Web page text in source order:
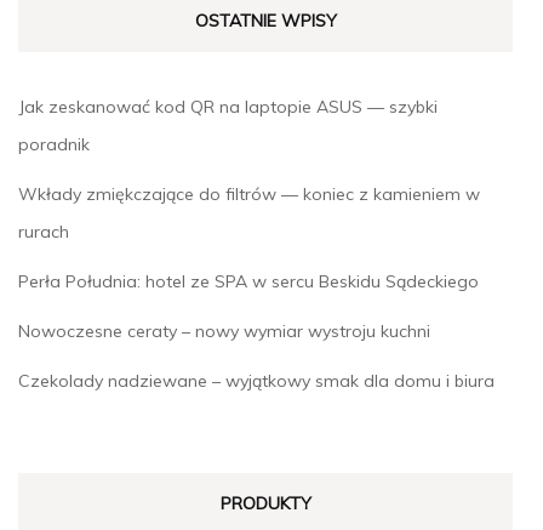
OSTATNIE WPISY
Jak zeskanować kod QR na laptopie ASUS — szybki
poradnik
Wkłady zmiękczające do filtrów — koniec z kamieniem w
rurach
Perła Południa: hotel ze SPA w sercu Beskidu Sądeckiego
Nowoczesne ceraty – nowy wymiar wystroju kuchni
Czekolady nadziewane – wyjątkowy smak dla domu i biura
PRODUKTY